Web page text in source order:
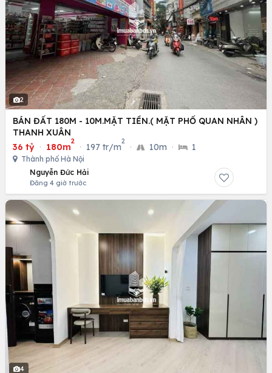
2
BÁN ĐẤT 180M - 10M.MẶT TIỀN.( MẶT PHỐ QUAN NHÂN )
THANH XUÂN
36 tỷ · 180m
2
· 197 tr/m
2
· 10m · 1
Thành phố Hà Nội
Nguyễn Đức Hải
Đăng 4 giờ trước
4